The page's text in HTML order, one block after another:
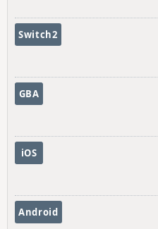
Switch2
GBA
iOS
Android